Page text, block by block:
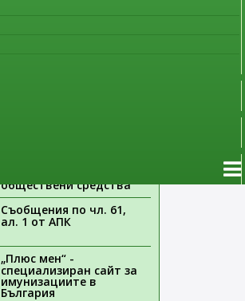
обществени средства
Съобщения по чл. 61,
ал. 1 от АПК
„Плюс мен“ -
специализиран сайт за
имунизациите в
България